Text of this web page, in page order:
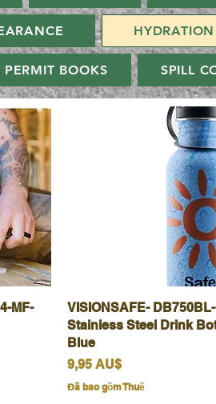
PERMIT BOOKS SPILL
MF-
Xem nhanh
VISIONSAFE- DB750BL-
Stainless Steel Drink
Blue
Giá
9,95 AU$
Đã bao gồm Thuế